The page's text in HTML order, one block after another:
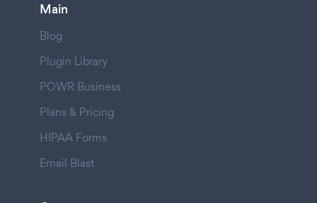
Main
Blog
Plugin Library
POWR Business
Plans & Pricing
HIPAA Forms
Email Blast